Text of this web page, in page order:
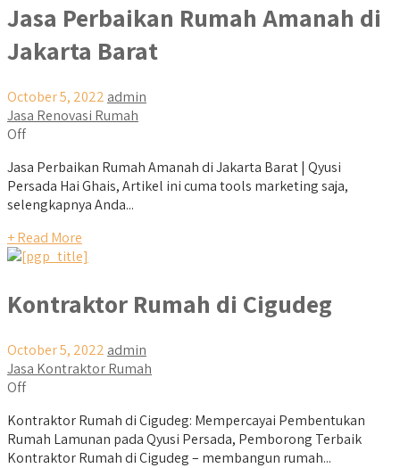
Jasa Perbaikan Rumah Amanah di
Jakarta Barat
October 5, 2022 admin
Jasa Renovasi Rumah
Off
Jasa Perbaikan Rumah Amanah di Jakarta Barat | Qyusi
Persada Hai Ghais, Artikel ini cuma tools marketing saja,
selengkapnya Anda...
+ Read More
Kontraktor Rumah di Cigudeg
October 5, 2022 admin
Jasa Kontraktor Rumah
Off
Kontraktor Rumah di Cigudeg: Mempercayai Pembentukan
Rumah Lamunan pada Qyusi Persada, Pemborong Terbaik
Kontraktor Rumah di Cigudeg – membangun rumah...